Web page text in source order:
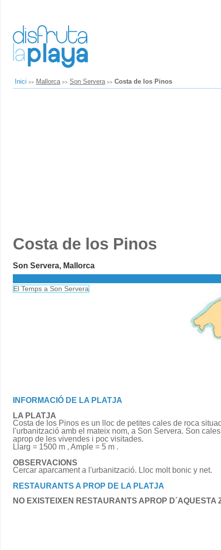
Inici Mallorca Son Servera Costa de los Pinos
Costa de los Pinos
Son Servera, Mallorca
El Temps a Son Servera
INFORMACIÓ DE LA PLATJA
LA PLATJA
Costa de los Pinos es un lloc de petites cales de roca
l'urbanització amb el mateix nom, a Son Servera. Son
aprop de les vivendes i poc visitades.
Llarg = 1500 m , Ample = 5 m .
OBSERVACIONS
Cercar aparcament a l'urbanització. Lloc molt bonic y net.
RESTAURANTS A PROP DE LA PLATJA
NO EXISTEIXEN RESTAURANTS APROP D´AQUESTA